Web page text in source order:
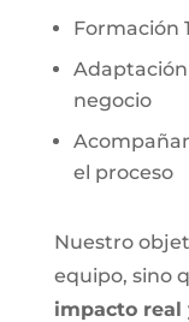
Formación
Adaptación
negocio
el proceso
Nuestro
equipo, sino
impacto real